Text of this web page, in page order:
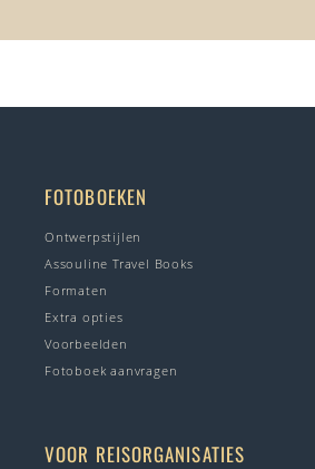
FOTOBOEKEN
Ontwerpstijlen
Assouline Travel Books
Formaten
Extra opties
Voorbeelden
Fotoboek aanvragen
VOOR REISORGANISATIES